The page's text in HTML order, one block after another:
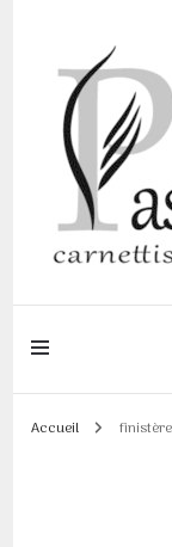
Accueil finistère